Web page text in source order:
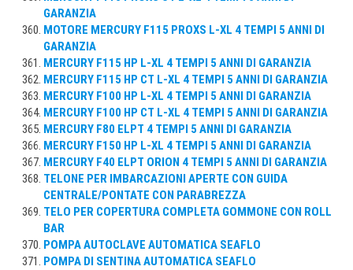
GARANZIA
MOTORE MERCURY F115 PROXS L-XL 4 TEMPI 5 ANNI DI
GARANZIA
MERCURY F115 HP L-XL 4 TEMPI 5 ANNI DI GARANZIA
MERCURY F115 HP CT L-XL 4 TEMPI 5 ANNI DI GARANZIA
MERCURY F100 HP L-XL 4 TEMPI 5 ANNI DI GARANZIA
MERCURY F100 HP CT L-XL 4 TEMPI 5 ANNI DI GARANZIA
MERCURY F80 ELPT 4 TEMPI 5 ANNI DI GARANZIA
MERCURY F150 HP L-XL 4 TEMPI 5 ANNI DI GARANZIA
MERCURY F40 ELPT ORION 4 TEMPI 5 ANNI DI GARANZIA
TELONE PER IMBARCAZIONI APERTE CON GUIDA
CENTRALE/PONTATE CON PARABREZZA
TELO PER COPERTURA COMPLETA GOMMONE CON ROLL
BAR
POMPA AUTOCLAVE AUTOMATICA SEAFLO
POMPA DI SENTINA AUTOMATICA SEAFLO